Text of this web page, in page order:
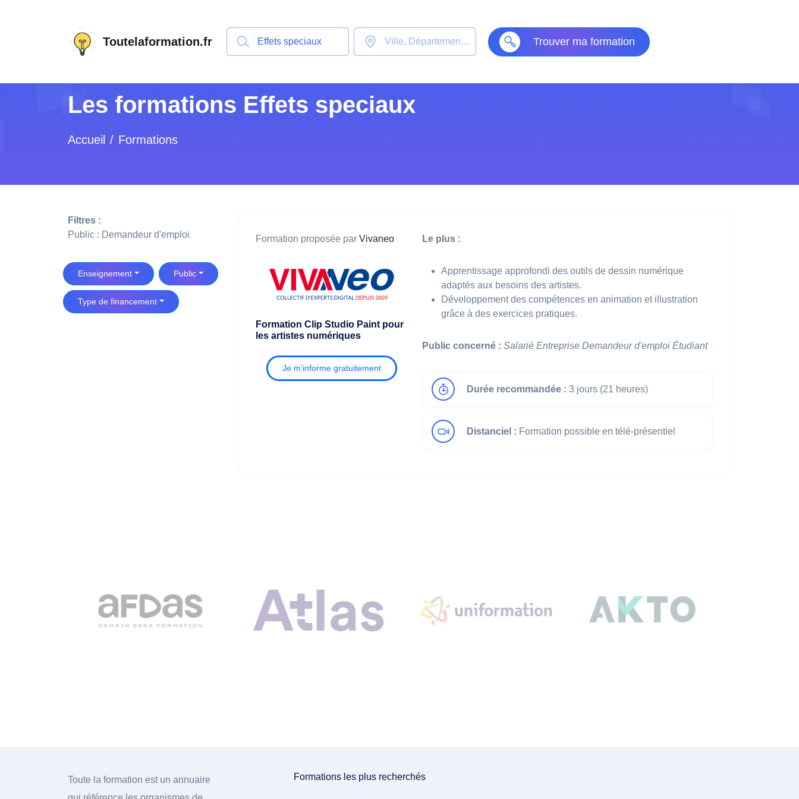
Toutelaformation.fr Trouver ma formation
Les formations Effets speciaux
Accueil Formations
Formation proposée par Vivaneo
Formation Clip Studio Paint pour
les artistes numériques
Je m'informe gratuitement
Le plus :
Apprentissage approfondi des outils de dessin numérique
adaptés aux besoins des artistes.
Développement des compétences en animation et illustration
grâce à des exercices pratiques.
Public concerné : Salarié Entreprise Demandeur d'emploi Étudiant
Durée recommandée : 3 jours (21 heures)
Distanciel : Formation possible en télé-présentiel
Filtres :
Public : Demandeur d'emploi
Enseignement Public
Type de financement
Toute la formation est un annuaire
Formations les plus recherchés